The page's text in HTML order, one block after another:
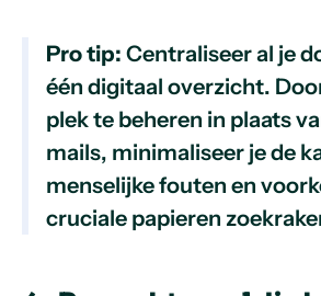
Pro tip: Centraliseer al je
één digitaal overzicht.
plek te beheren in plaats
mails, minimaliseer je de
menselijke fouten en
cruciale papieren